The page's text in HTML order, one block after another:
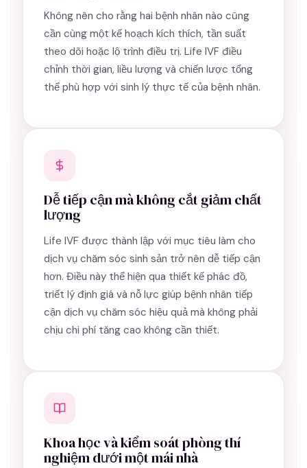
Không nên cho rằng hai bệnh nhân nào cũng
cần cùng một kế hoạch kích thích, tần suất
theo dõi hoặc lộ trình điều trị. Life IVF điều
chỉnh thời gian, liều lượng và chiến lược tổng
thể phù hợp với sinh lý thực tế của bệnh nhân.
Dễ tiếp cận mà không cắt giảm chất
lượng
Life IVF được thành lập với mục tiêu làm cho
dịch vụ chăm sóc sinh sản trở nên dễ tiếp cận
hơn. Điều này thể hiện qua thiết kế phác đồ,
triết lý định giá và nỗ lực giúp bệnh nhân tiếp
cận dịch vụ chăm sóc hiệu quả mà không phải
chịu chi phí tăng cao không cần thiết.
Khoa học và kiểm soát phòng thí
nghiệm dưới một mái nhà